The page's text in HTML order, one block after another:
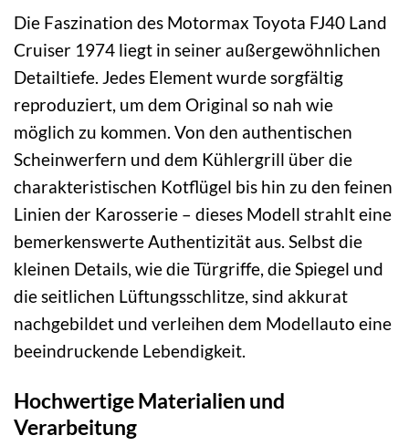
Die Faszination des Motormax Toyota FJ40 Land
Cruiser 1974 liegt in seiner außergewöhnlichen
Detailtiefe. Jedes Element wurde sorgfältig
reproduziert, um dem Original so nah wie
möglich zu kommen. Von den authentischen
Scheinwerfern und dem Kühlergrill über die
charakteristischen Kotflügel bis hin zu den feinen
Linien der Karosserie – dieses Modell strahlt eine
bemerkenswerte Authentizität aus. Selbst die
kleinen Details, wie die Türgriffe, die Spiegel und
die seitlichen Lüftungsschlitze, sind akkurat
nachgebildet und verleihen dem Modellauto eine
beeindruckende Lebendigkeit.
Hochwertige Materialien und
Verarbeitung